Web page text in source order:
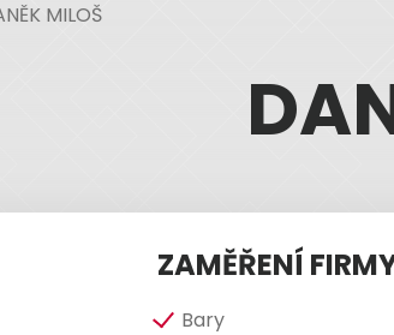
MILOŠ
ZAMĚŘENÍ
Bary